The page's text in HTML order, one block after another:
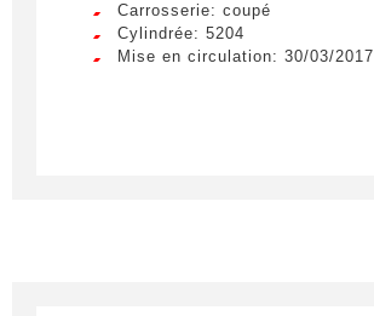
Carrosserie: coupé
Cylindrée: 5204
Mise en circulation: 30/03/2017